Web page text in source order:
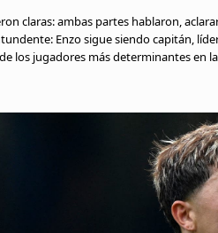
claras: ambas partes hablaron,
Enzo sigue siendo capitán,
los jugadores más determinantes en